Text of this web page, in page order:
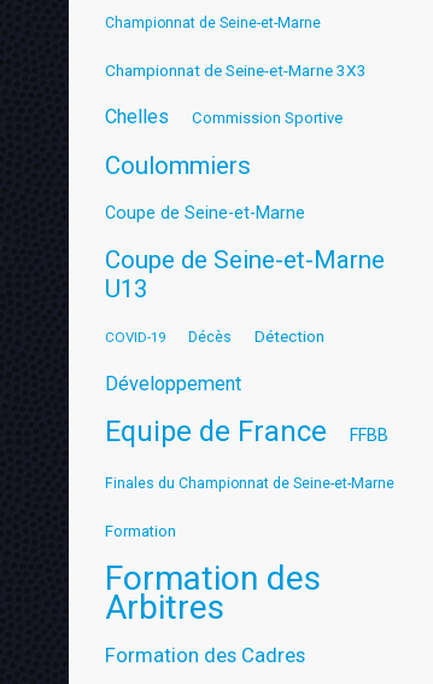
Championnat de Seine-et-Marne
Championnat de Seine-et-Marne 3X3
Chelles Commission Sportive
Coulommiers
Coupe de Seine-et-Marne
Coupe de Seine-et-Marne
U13
COVID-19 Décès Détection
Développement
Equipe de France FFBB
Finales du Championnat de Seine-et-Marne
Formation
Formation des
Arbitres
Formation des Cadres